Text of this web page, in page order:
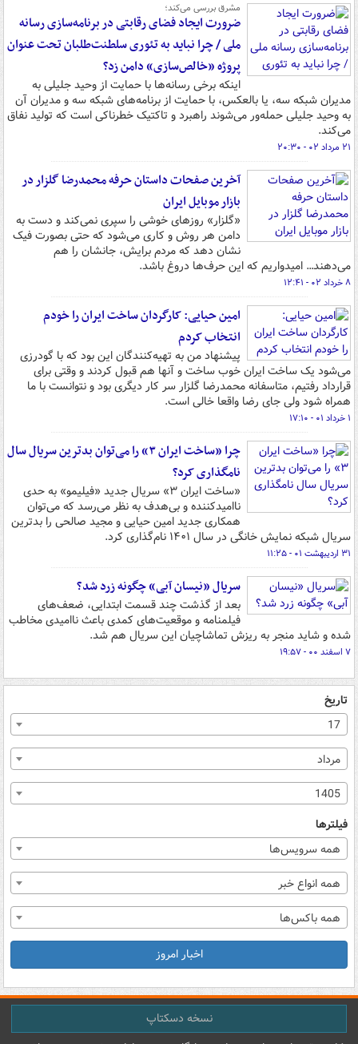
مشرق بررسی می‌کند؛
ضرورت ایجاد فضای رقابتی در برنامه‌سازی رسانه
ملی / چرا نباید به تئوری سلطنت‌طلبان تحت عنوان
پروژه «خالص‌سازی» دامن زد؟
اینکه برخی رسانه‌ها با حمایت از وحید جلیلی به
مدیران شبکه سه، یا بالعکس، با حمایت از برنامه‌های شبکه سه و مدیران آن
به وحید جلیلی حمله‌ور می‌شوند راهبرد و تاکتیک خطرناکی است که تولید نفاق
می‌کند.
۲۱ مرداد ۰۲ - ۲۰:۳۰
آخرین صفحات داستان حرفه‌ محمدرضا گلزار در
بازار موبایل ایران
«گلزار» روزهای خوشی را سپری نمی‌کند و دست به
دامن هر روش و کاری می‌شود که حتی بصورت فیک
نشان دهد که مردم برایش، جانشان را هم
می‌دهند… امیدواریم که این حرف‌ها دروغ باشد.
۸ خرداد ۰۲ - ۱۲:۴۱
امین حیایی: کارگردان ساخت ایران را خودم
انتخاب کردم
پیشنهاد من به تهیه‌کنندگان این بود که با گودرزی
می‌شود یک ساخت ایران خوب ساخت و آنها هم قبول کردند و وقتی برای
قرارداد رفتیم، متاسفانه محمدرضا گلزار سر کار دیگری بود و نتوانست با ما
همراه شود ولی جای رضا واقعا خالی است.
۱ خرداد ۰۱ - ۱۷:۱۰
چرا «ساخت ایران ۳» را می‌توان بدترین سریال سال
نامگذاری کرد؟
«ساخت ایران ۳» سریال جدید «فیلیمو» به حدی
ناامیدکننده و بی‌هدف به نظر می‌رسد که می‌توان
همکاری جدید امین حیایی و مجید صالحی را بدترین
سریال شبکه نمایش خانگی در سال ۱۴۰۱ نام‌گذاری کرد.
۳۱ اردیبهشت ۰۱ - ۱۱:۲۵
سریال «نیسان آبی» چگونه زرد شد؟
بعد از گذشت چند قسمت ابتدایی، ضعف‌های
فیلمنامه و موقعیت‌های کمدی باعث ناامیدی مخاطب
شده و شاید منجر به ریزش تماشاچیان این سریال هم شد.
۷ اسفند ۰۰ - ۱۹:۵۷
تاریخ
17
مرداد
1405
فیلترها
همه سرویس‌ها
همه انواع خبر
همه باکس‌ها
اخبار امروز
نسخه دسکتاپ